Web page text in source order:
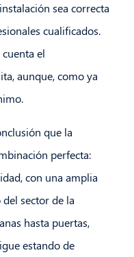
sea correcta
cualificados.
el
aunque, como ya
que la
perfecta:
con una amplia
sector de la
hasta puertas,
estando de